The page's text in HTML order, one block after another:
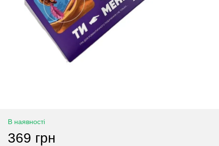
В наявності
369 грн